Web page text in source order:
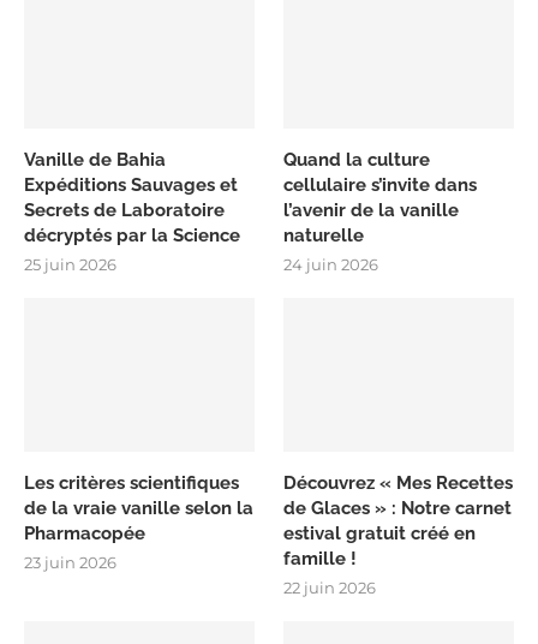
Vanille de Bahia
Expéditions Sauvages et
Secrets de Laboratoire
décryptés par la Science
25 juin 2026
Quand la culture
cellulaire s’invite dans
l’avenir de la vanille
naturelle
24 juin 2026
Les critères scientifiques
de la vraie vanille selon la
Pharmacopée
23 juin 2026
Découvrez « Mes Recettes
de Glaces » : Notre carnet
estival gratuit créé en
famille !
22 juin 2026